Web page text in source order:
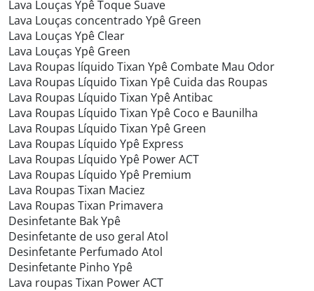
Lava Louças Ypê Toque Suave
Lava Louças concentrado Ypê Green
Lava Louças Ypê Clear
Lava Louças Ypê Green
Lava Roupas líquido Tixan Ypê Combate Mau Odor
Lava Roupas Líquido Tixan Ypê Cuida das Roupas
Lava Roupas Líquido Tixan Ypê Antibac
Lava Roupas Líquido Tixan Ypê Coco e Baunilha
Lava Roupas Líquido Tixan Ypê Green
Lava Roupas Líquido Ypê Express
Lava Roupas Líquido Ypê Power ACT
Lava Roupas Líquido Ypê Premium
Lava Roupas Tixan Maciez
Lava Roupas Tixan Primavera
Desinfetante Bak Ypê
Desinfetante de uso geral Atol
Desinfetante Perfumado Atol
Desinfetante Pinho Ypê
Lava roupas Tixan Power ACT